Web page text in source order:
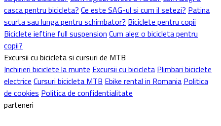
casca pentru bicicleta? Ce este SAG-ul si cum il setezi? Patina
scurta sau lunga pentru schimbator? Biciclete pentru copii
Biciclete ieftine full suspension Cum aleg o bicicleta pentru
copii?
Excursii cu bicicleta si cursuri de MTB
Inchirieri biciclete la munte Excursii cu bicicleta Plimbari biciclete
electrice Cursuri bicicleta MTB Ebike rental in Romania Politica
de cookies Politica de confidentialitate
parteneri